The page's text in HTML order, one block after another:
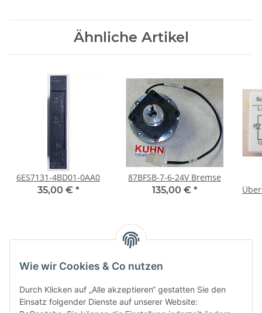
Wie wir Cookies & Co nutzen
Durch Klicken auf „Alle akzeptieren“ gestatten Sie den
Einsatz folgender Dienste auf unserer Website:
Ähnliche Artikel
6ES7131-4BD01-0AA0
35,00 € *
87BFSB-7-6-24V Bremse
135,00 € *
Kategorien